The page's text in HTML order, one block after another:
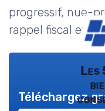
progressif, nue-
rappel fiscal et
Les
Téléchargez